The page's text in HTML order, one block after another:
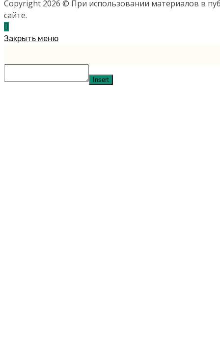
Copyright 2026 © При использовании материалов в
сайте.
Закрыть меню
Insert